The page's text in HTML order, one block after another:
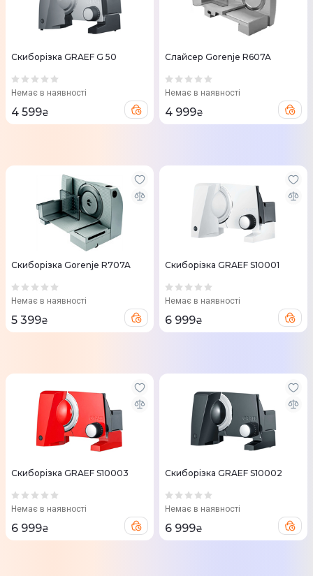
Скиборізка GRAEF G 50
Немає в наявності
4 599₴
Слайсер Gorenje R607A
Немає в наявності
4 999₴
Скиборізка Gorenje R707A
Немає в наявності
5 399₴
Скиборізка GRAEF S10001
Немає в наявності
6 999₴
Скиборізка GRAEF S10003
Немає в наявності
6 999₴
Скиборізка GRAEF S10002
Немає в наявності
6 999₴